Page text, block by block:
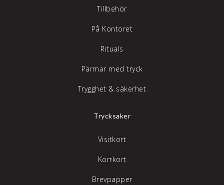
Tillbehör
På Kontoret
Rituals
Pärmar med tryck
Trygghet & säkerhet
Trycksaker
Visitkort
Korrkort
Brevpapper